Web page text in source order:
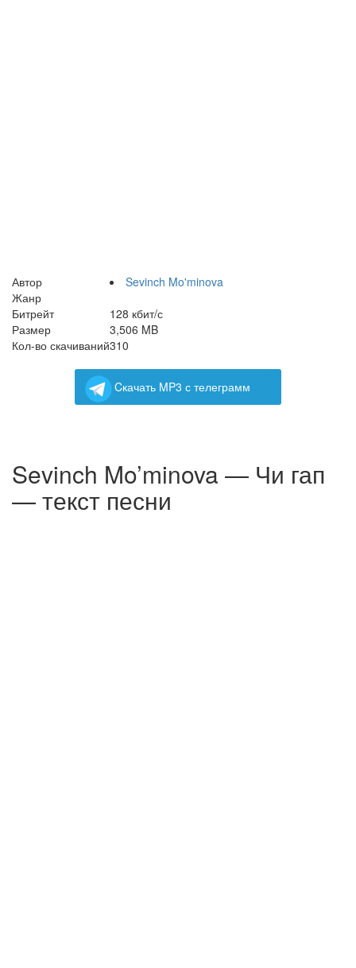
Автор
Sevinch Mo'minova
Жанр
Битрейт
128 кбит/с
Размер
3,506 MB
Кол-во скачиваний310
Cкачать MP3 с телеграмм
Sevinch Mo’minova — Чи гап
— текст песни